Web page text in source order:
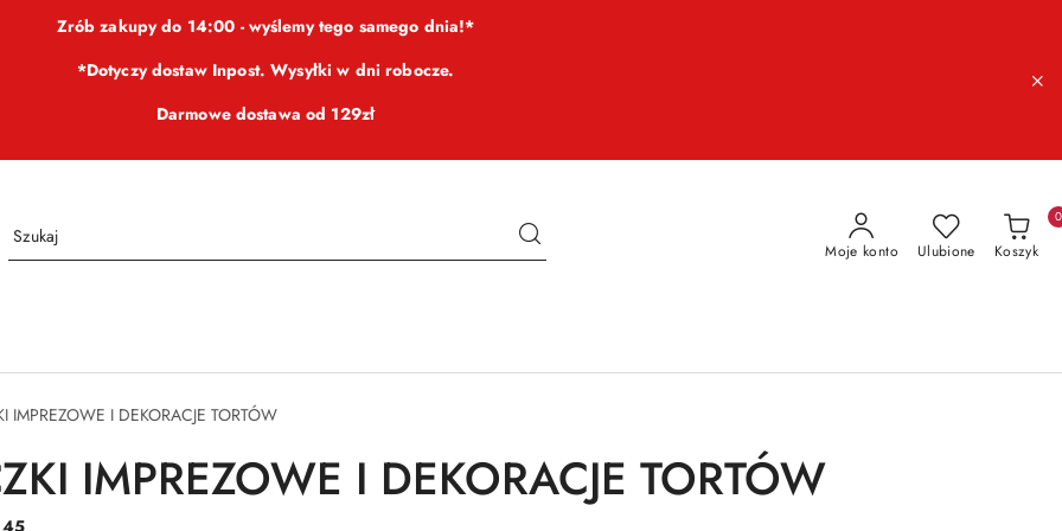
Zrób zakupy do 14:00 - wyślemy tego samego dnia!*
*Dotyczy dostaw Inpost. Wysyłki w dni robocze.
Darmowe dostawa od 129zł
Moje konto Ulubione Koszyk
0
IMPREZOWE I DEKORACJE TORTÓW
IMPREZOWE I DEKORACJE TORTÓW
45